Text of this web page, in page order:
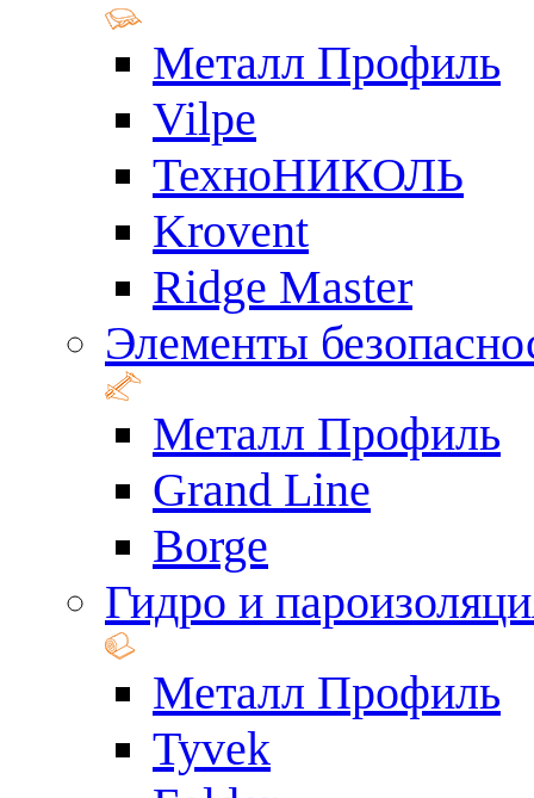
Металл Профиль
Vilpe
ТехноНИКОЛЬ
Krovent
Ridge Master
Элементы
Металл Профиль
Grand Line
Borge
Гидро и
Металл Профиль
Tyvek